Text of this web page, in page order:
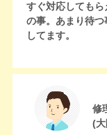
すぐ対応しても
の事。あまり待
してます。
修
(